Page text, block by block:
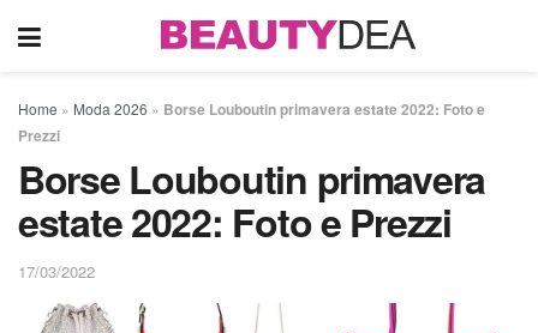
Home » Moda 2026 » Borse Louboutin primavera estate 2022: Foto e
Prezzi
Borse Louboutin primavera
estate 2022: Foto e Prezzi
17/03/2022